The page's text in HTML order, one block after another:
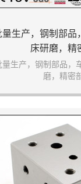
量生产，钢制部品
床研磨，精
量生产，钢制部品，
磨，精密